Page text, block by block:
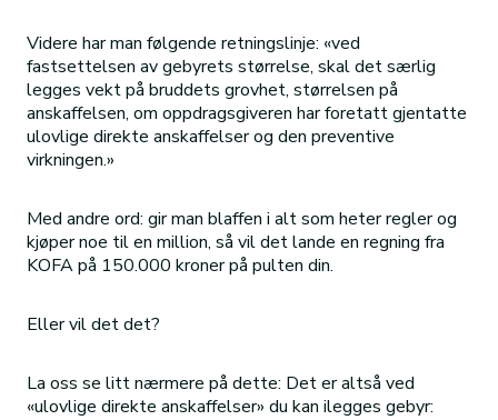
Videre har man følgende retningslinje: «ved
fastsettelsen av gebyrets størrelse, skal det særlig
legges vekt på bruddets grovhet, størrelsen på
anskaffelsen, om oppdragsgiveren har foretatt gjentatte
ulovlige direkte anskaffelser og den preventive
virkningen.»
Med andre ord: gir man blaffen i alt som heter regler og
kjøper noe til en million, så vil det lande en regning fra
KOFA på 150.000 kroner på pulten din.
Eller vil det det?
La oss se litt nærmere på dette: Det er altså ved
«ulovlige direkte anskaffelser» du kan ilegges gebyr: